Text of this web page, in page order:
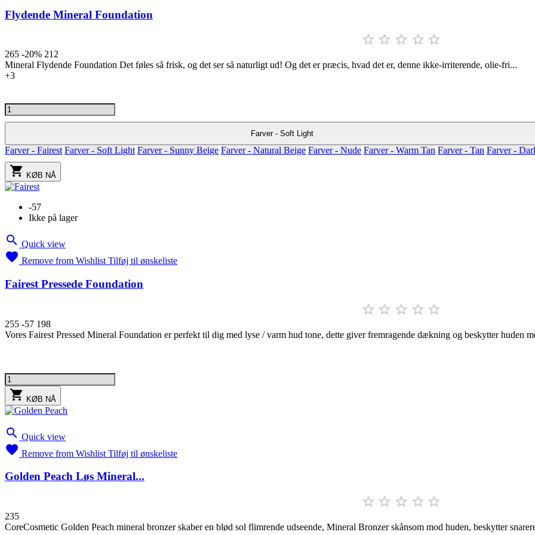
Flydende Mineral Foundation
    
265 -20% 212
Mineral Flydende Foundation Det føles så frisk, og det ser så naturligt ud! Og det er præcis, hvad det er, denne ikke-irriterende, olie-fri...
Fairest
Sunny
Natural
Nude
Warm
+3
Farver - Soft Light
Farver - Fairest Farver - Soft Light Farver - Sunny Beige Farver - Natural Beige Farver - Nude Farver - Warm Tan Farver - Tan Farver -
 KØB NÅ
-57
Ikke på lager
 Quick view
 Remove from Wishlist Tilføj til ønskeliste
Fairest Pressede Foundation
    
255 -57 198
Vores Fairest Pressed Mineral Foundation er perfekt til dig med lyse / varm hud tone, dette giver fremragende dækning og beskytter huden
 KØB NÅ
 Quick view
 Remove from Wishlist Tilføj til ønskeliste
Golden Peach Løs Mineral...
    
235
CoreCosmetic Golden Peach mineral bronzer skaber en blød sol flimrende udseende, Mineral Bronzer skånsom mod huden, beskytter